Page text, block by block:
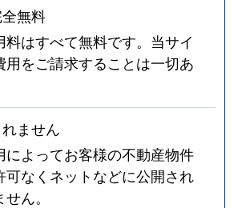
無料
料はすべて無料です。当サイ
用をご請求することは一切あ
ません
によってお客様の不動産物件
可なくネットなどに公開され
ん。